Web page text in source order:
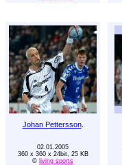
Johan Pettersson.
02.01.2005
360 x 360 x 24bit, 25 KB
© living sports